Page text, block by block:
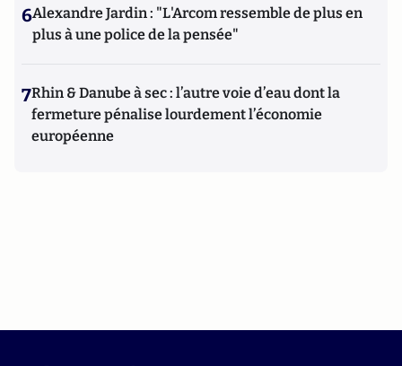
6Alexandre Jardin : "L'Arcom ressemble de plus en
plus à une police de la pensée"
7Rhin & Danube à sec : l’autre voie d’eau dont la
fermeture pénalise lourdement l’économie
européenne